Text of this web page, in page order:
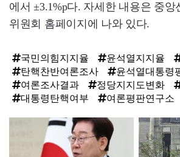
에서 ±3.1%p다. 자세한 내용은 중앙
위원회 홈페이지에 나와 있다.
국민의힘지지율 윤석열지지율
탄핵찬반여론조사
윤석열대통령
여론조사결과
정당지지도변화
대통령탄핵여부
여론평판연구소